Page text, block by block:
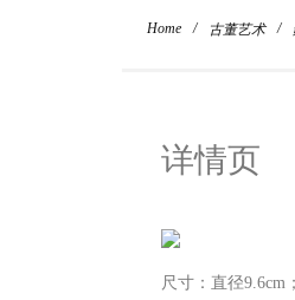
Home / 古董艺术 /
详情页
尺寸：直径9.6cm